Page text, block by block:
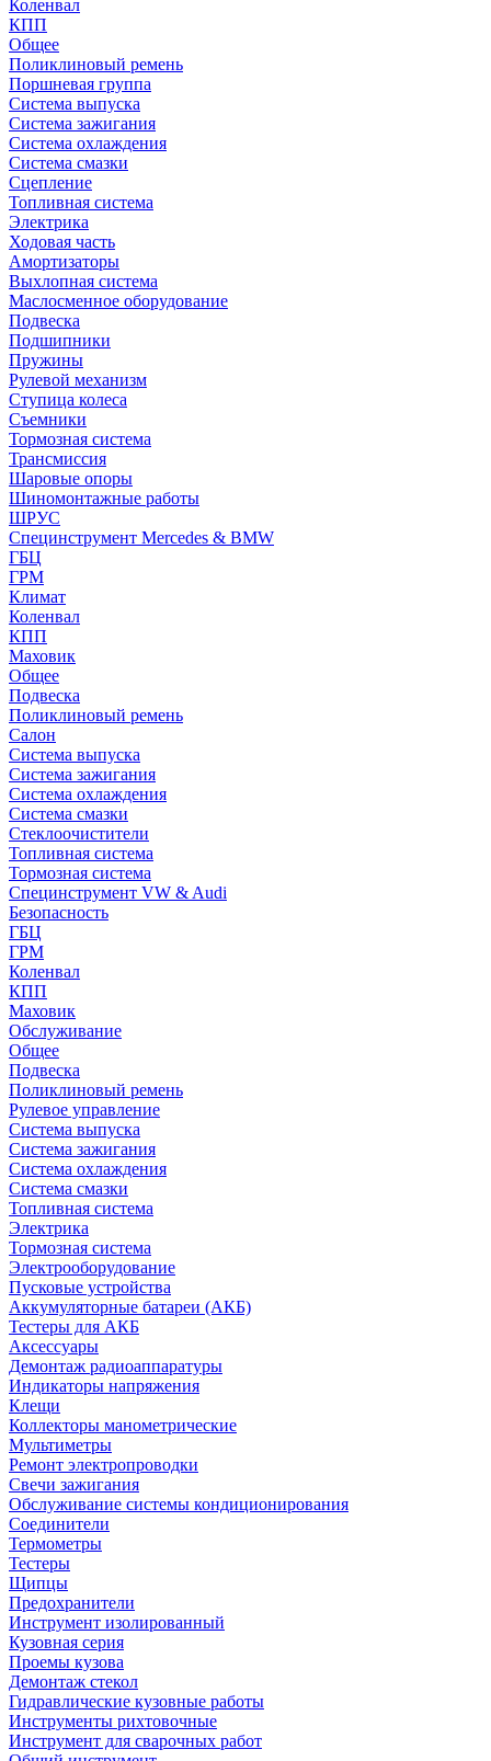
Коленвал
КПП
Общее
Поликлиновый ремень
Поршневая группа
Система выпуска
Система зажигания
Система охлаждения
Система смазки
Сцепление
Топливная система
Электрика
Ходовая часть
Амортизаторы
Выхлопная система
Маслосменное оборудование
Подвеска
Подшипники
Пружины
Рулевой механизм
Ступица колеса
Съемники
Тормозная система
Трансмиссия
Шаровые опоры
Шиномонтажные работы
ШРУС
Специнструмент Mercedes & BMW
ГБЦ
ГРМ
Климат
Коленвал
КПП
Маховик
Общее
Подвеска
Поликлиновый ремень
Салон
Система выпуска
Система зажигания
Система охлаждения
Система смазки
Стеклоочистители
Топливная система
Тормозная система
Специнструмент VW & Audi
Безопасность
ГБЦ
ГРМ
Коленвал
КПП
Маховик
Обслуживание
Общее
Подвеска
Поликлиновый ремень
Рулевое управление
Система выпуска
Система зажигания
Система охлаждения
Система смазки
Топливная система
Электрика
Тормозная система
Электрооборудование
Пусковые устройства
Аккумуляторные батареи (АКБ)
Тестеры для АКБ
Аксессуары
Демонтаж радиоаппаратуры
Индикаторы напряжения
Клещи
Коллекторы манометрические
Мультиметры
Ремонт электропроводки
Свечи зажигания
Обслуживание системы кондиционирования
Соединители
Термометры
Тестеры
Щипцы
Предохранители
Инструмент изолированный
Кузовная серия
Проемы кузова
Демонтаж стекол
Гидравлические кузовные работы
Инструменты рихтовочные
Инструмент для сварочных работ